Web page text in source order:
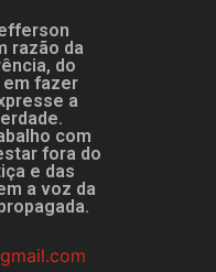
razão da
do
fazer
a
com
fora do
e das
a voz da